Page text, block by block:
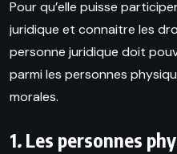
Pour qu’elle puisse
juridique et connaitre les
personne juridique doit
parmi les personnes
morales.
1. Les personnes